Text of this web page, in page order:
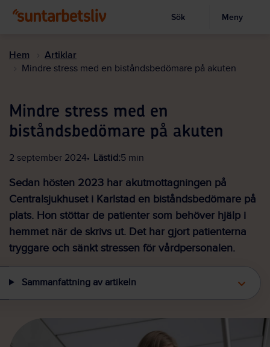
huvudinnehållet
Visa sökruta
Sök Meny
Hem Artiklar
Mindre stress med en biståndsbedömare på akuten
Mindre stress med en
biståndsbedömare på akuten
2 september 2024 Lästid:5 min
Sedan hösten 2023 har akutmottagningen på
Centralsjukhuset i Karlstad en biståndsbedömare på
plats. Hon stöttar de patienter som behöver hjälp i
hemmet när de skrivs ut. Det har gjort patienterna
tryggare och sänkt stressen för vårdpersonalen.
Sammanfattning av artikeln